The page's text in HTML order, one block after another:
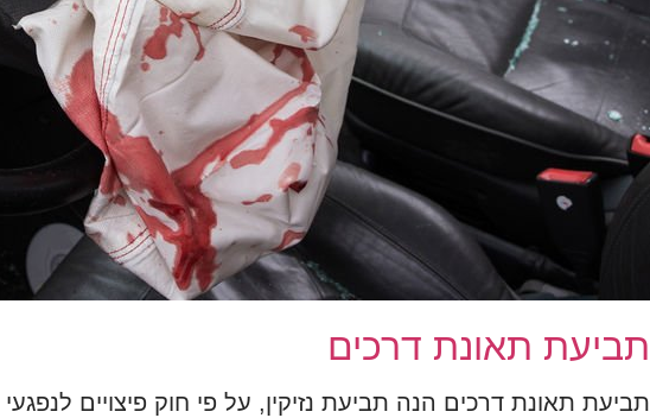
תביעת תאונת דרכים
תביעת תאונת דרכים הנה תביעת נזיקין, על פי חוק פיצויים